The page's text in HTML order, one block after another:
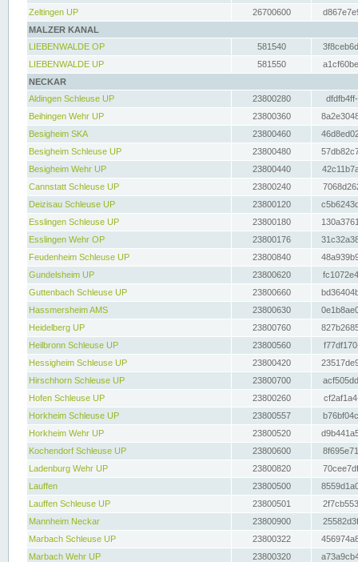
Zeltingen UP
26700600
MALZER KANAL
LIEBENWALDE OP
581540
LIEBENWALDE UP
581550
NECKAR
Aldingen Schleuse UP
23800280
Beihingen Wehr UP
23800360
Besigheim SKA
23800460
Besigheim Schleuse UP
23800480
Besigheim Wehr UP
23800440
Cannstatt Schleuse UP
23800240
Deizisau Schleuse UP
23800120
Esslingen Schleuse UP
23800180
Esslingen Wehr OP
23800176
Feudenheim Schleuse UP
23800840
Gundelsheim UP
23800620
Guttenbach Schleuse UP
23800660
Hassmersheim AMS
23800630
Heidelberg UP
23800760
Heilbronn Schleuse UP
23800560
Hessigheim Schleuse UP
23800420
Hirschhorn Schleuse UP
23800700
Hofen Schleuse UP
23800260
Horkheim Schleuse UP
23800557
Horkheim Wehr UP
23800520
Kochendorf Schleuse UP
23800600
Ladenburg Wehr UP
23800820
Lauffen
23800500
Lauffen Schleuse UP
23800501
Mannheim Neckar
23800900
Marbach Schleuse UP
23800322
Marbach Wehr UP
23800320